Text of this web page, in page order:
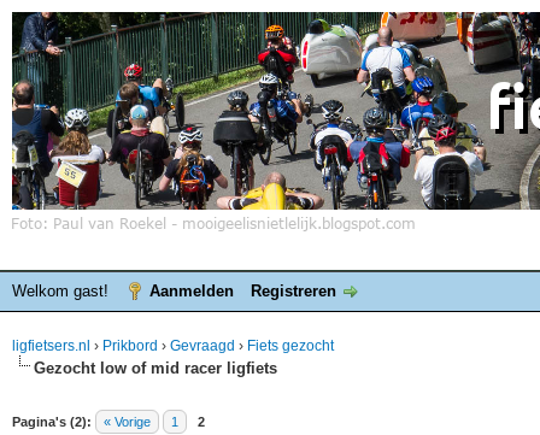
Welkom gast! Aanmelden Registreren
ligfietsers.nl › Prikbord › Gevraagd › Fiets gezocht
Gezocht low of mid racer ligfiets
Pagina's (2): « Vorige 1 2
waardering is 0